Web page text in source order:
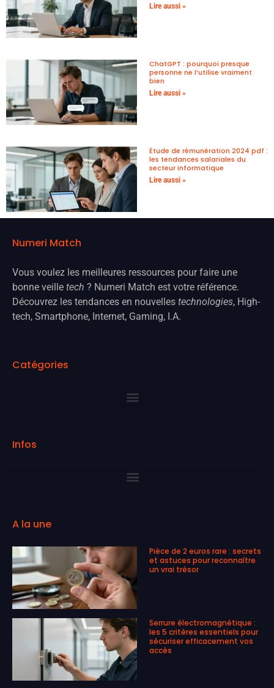
Lire aussi »
ChatGPT : pourquoi presque
personne ne l’utilise vraiment
bien
Lire aussi »
Étude de rémunération 2024 pdf :
les tendances salariales du
secteur informatique
Lire aussi »
Numeri Match
Vous voulez les meilleures ressources pour faire une
bonne veille tech ? Numeri Match est votre référence.
Découvrez les tendances en nouvelles technologies, High-
tech, Smartphone, Internet, Gaming, I.A.
Catégories
Infos
A la une
Pièce de 2 euros rare : secrets
et astuces pour reconnaître
un vrai trésor
Serrure électromagnétique :
les 5 critères essentiels pour
sécuriser efficacement vos
accès